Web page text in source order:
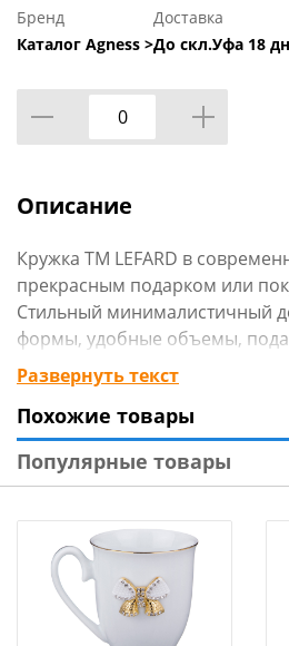
Бренд
Каталог Agness >
Доставка
До скл.Уфа 18
Описание
Кружка ТМ LEFARD в
прекрасным подарком или
Стильный минималистичный
формы, удобные объемы,
Посуда изготовлена из
сертифицирована и безопасна
пищевыми продуктами.
любому поводу, никого не
использовать в
Развернуть текст
Похожие товары
Популярные товары